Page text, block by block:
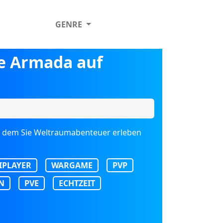
GENRE
Armada auf
Sie Weltraumabenteuer erleben
WARGAME
PVP
PVE
ECHTZEIT